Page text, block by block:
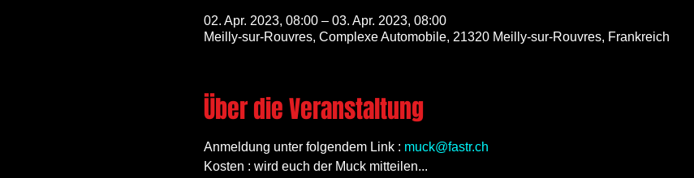
02. Apr. 2023, 08:00 – 03. Apr. 2023, 08:00
Meilly-sur-Rouvres, Complexe Automobile, 21320 Meilly-sur-Rouvres, Frankreich
Über die Veranstaltung
Anmeldung unter folgendem Link : muck@fastr.ch
Kosten : wird euch der Muck mitteilen...